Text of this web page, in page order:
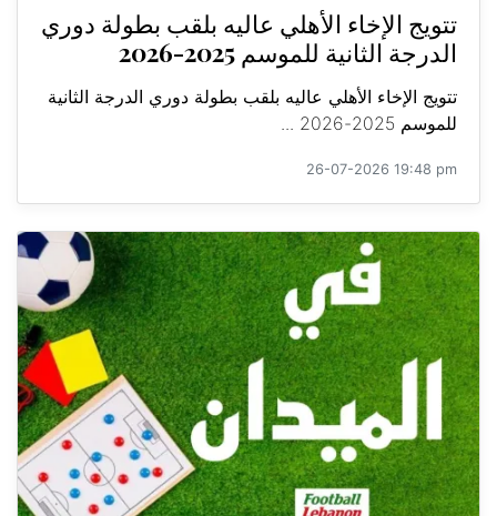
تتويج الإخاء الأهلي عاليه بلقب بطولة دوري
الدرجة الثانية للموسم 2025-2026
تتويج الإخاء الأهلي عاليه بلقب بطولة دوري الدرجة الثانية
للموسم 2025-2026 ...
26-07-2026 19:48 pm